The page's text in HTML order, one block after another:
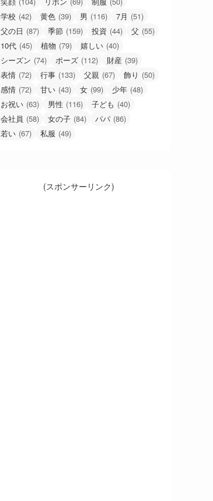
学校 (42) 黄色 (39) 男 (116) 7月 (51)
父の日 (87) 季節 (159) 投資 (44) 父 (55)
10代 (45) 植物 (79) 嬉しい (40)
シーズン (74) ポーズ (112) 財産 (39)
表情 (72) 行事 (133) 父親 (67) 飾り (50)
感情 (72) 甘い (43) 女 (99) 少年 (48)
お祝い (63) 男性 (116) 子ども (40)
会社員 (58) 女の子 (84) パパ (86)
若い (67) 私服 (49)
(スポンサーリンク)